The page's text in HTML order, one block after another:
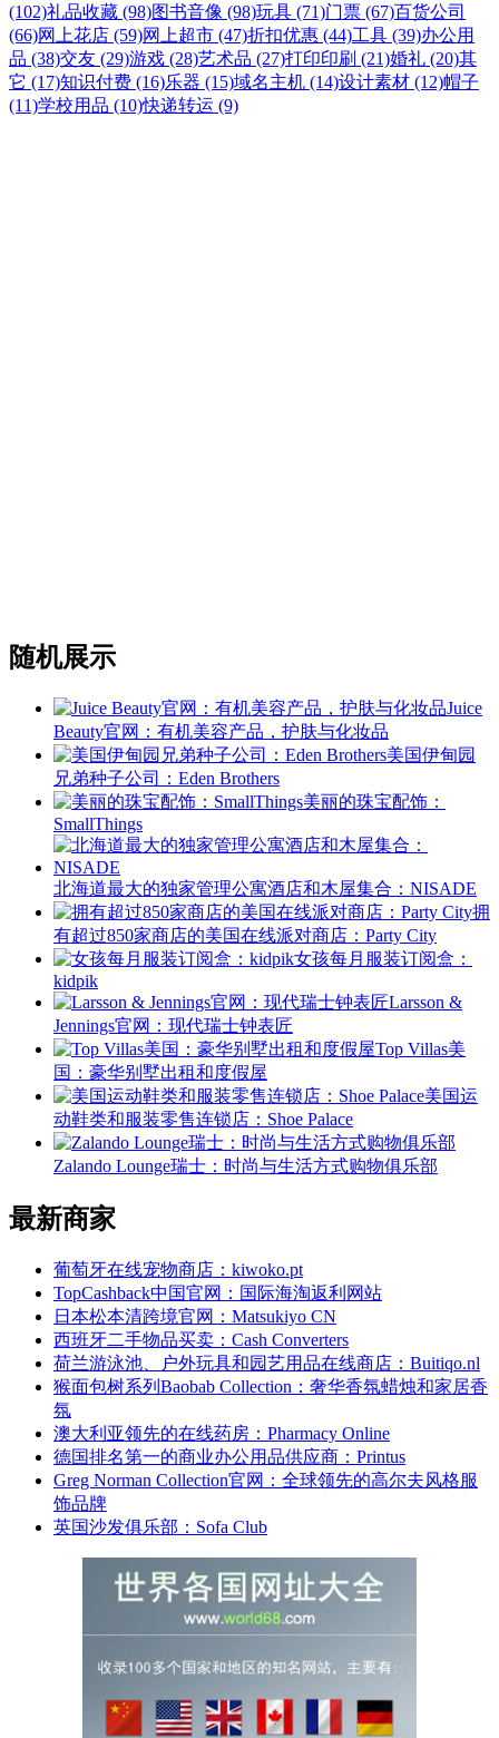
(102)礼品收藏 (98)图书音像 (98)玩具 (71)门票 (67)百货公司
(66)网上花店 (59)网上超市 (47)折扣优惠 (44)工具 (39)办公用
品 (38)交友 (29)游戏 (28)艺术品 (27)打印印刷 (21)婚礼 (20)其
它 (17)知识付费 (16)乐器 (15)域名主机 (14)设计素材 (12)帽子
(11)学校用品 (10)快递转运 (9)
随机展示
Juice
Beauty官网：有机美容产品，护肤与化妆品
美国伊甸园
兄弟种子公司：Eden Brothers
美丽的珠宝配饰：
SmallThings
北海道最大的独家管理公寓酒店和木屋集合：NISADE
拥
有超过850家商店的美国在线派对商店：Party City
女孩每月服装订阅盒：
kidpik
Larsson &
Jennings官网：现代瑞士钟表匠
Top Villas美
国：豪华别墅出租和度假屋
美国运
动鞋类和服装零售连锁店：Shoe Palace
Zalando Lounge瑞士：时尚与生活方式购物俱乐部
最新商家
葡萄牙在线宠物商店：kiwoko.pt
TopCashback中国官网：国际海淘返利网站
日本松本清跨境官网：Matsukiyo CN
西班牙二手物品买卖：Cash Converters
荷兰游泳池、户外玩具和园艺用品在线商店：Buitiqo.nl
猴面包树系列Baobab Collection：奢华香氛蜡烛和家居香
氛
澳大利亚领先的在线药房：Pharmacy Online
德国排名第一的商业办公用品供应商：Printus
Greg Norman Collection官网：全球领先的高尔夫风格服
饰品牌
英国沙发俱乐部：Sofa Club